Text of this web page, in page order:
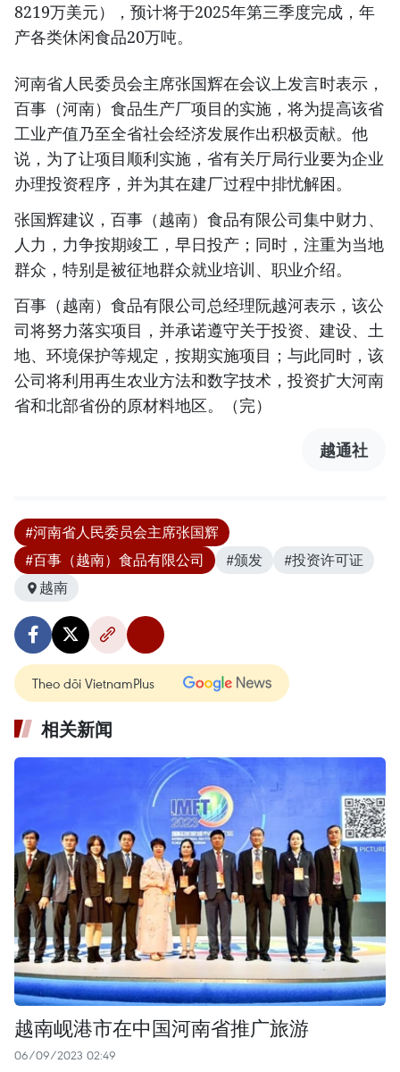
8219万美元），预计将于2025年第三季度完成，年
产各类休闲食品20万吨。
河南省人民委员会主席张国辉在会议上发言时表示，
百事（河南）食品生产厂项目的实施，将为提高该省
工业产值乃至全省社会经济发展作出积极贡献。他
说，为了让项目顺利实施，省有关厅局行业要为企业
办理投资程序，并为其在建厂过程中排忧解困。
张国辉建议，百事（越南）食品有限公司集中财力、
人力，力争按期竣工，早日投产；同时，注重为当地
群众，特别是被征地群众就业培训、职业介绍。
百事（越南）食品有限公司总经理阮越河表示，该公
司将努力落实项目，并承诺遵守关于投资、建设、土
地、环境保护等规定，按期实施项目；与此同时，该
公司将利用再生农业方法和数字技术，投资扩大河南
省和北部省份的原材料地区。（完）
越通社
#河南省人民委员会主席张国辉
#百事（越南）食品有限公司
#颁发
#投资许可证
越南
Theo dõi VietnamPlus
相关新闻
越南岘港市在中国河南省推广旅游
06/09/2023 02:49